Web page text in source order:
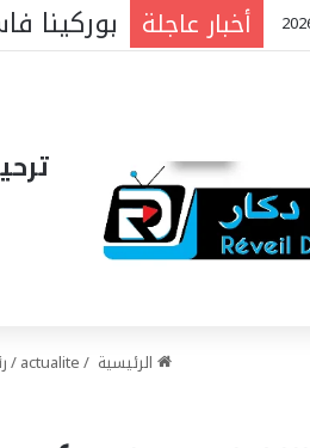
أخبار عاجلة
الرئيسية /
actualite
/